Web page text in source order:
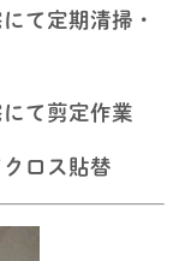
て定期清掃・
て剪定作業
ロス貼替